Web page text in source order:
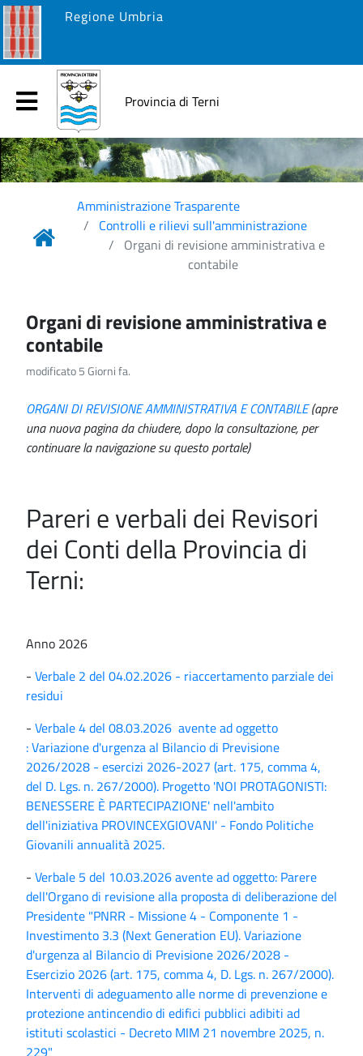
Regione Umbria
Provincia di Terni
Amministrazione Trasparente
Controlli e rilievi sull'amministrazione
Organi di revisione amministrativa e
contabile
Organi di revisione amministrativa e
contabile
modificato 5 Giorni fa.
ORGANI DI REVISIONE AMMINISTRATIVA E CONTABILE(apre
una nuova pagina da chiudere, dopo la consultazione, per
continuare la navigazione su questo portale)
Pareri e verbali dei Revisori
dei Conti della Provincia di
Terni:
Anno 2026
- Verbale 2 del 04.02.2026 - riaccertamento parziale dei
residui
- Verbale 4 del 08.03.2026 avente ad oggetto
: Variazione d'urgenza al Bilancio di Previsione
2026/2028 - esercizi 2026-2027 (art. 175, comma 4,
del D. Lgs. n. 267/2000). Progetto 'NOI PROTAGONISTI:
BENESSERE È PARTECIPAZIONE' nell'ambito
dell'iniziativa PROVINCEXGIOVANI' - Fondo Politiche
Giovanili annualità 2025.
- Verbale 5 del 10.03.2026 avente ad oggetto: Parere
dell'Organo di revisione alla proposta di deliberazione del
Presidente "PNRR - Missione 4 - Componente 1 -
Investimento 3.3 (Next Generation EU). Variazione
d'urgenza al Bilancio di Previsione 2026/2028 -
Esercizio 2026 (art. 175, comma 4, D. Lgs. n. 267/2000).
Interventi di adeguamento alle norme di prevenzione e
protezione antincendio di edifici pubblici adibiti ad
istituti scolastici - Decreto MIM 21 novembre 2025, n.
229"